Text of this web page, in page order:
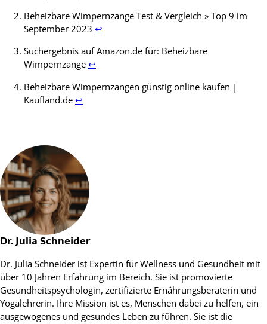
Beheizbare Wimpernzange Test & Vergleich » Top 9 im
September 2023 ↩
Suchergebnis auf Amazon.de für: Beheizbare
Wimpernzange ↩
Beheizbare Wimpernzangen günstig online kaufen |
Kaufland.de ↩
Dr. Julia Schneider
Dr. Julia Schneider ist Expertin für Wellness und Gesundheit mit
über 10 Jahren Erfahrung im Bereich. Sie ist promovierte
Gesundheitspsychologin, zertifizierte Ernährungsberaterin und
Yogalehrerin. Ihre Mission ist es, Menschen dabei zu helfen, ein
ausgewogenes und gesundes Leben zu führen. Sie ist die